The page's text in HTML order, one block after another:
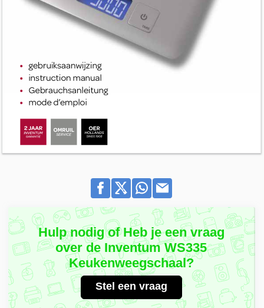
Hulp nodig of Heb je een vraag
over de Inventum WS335
Keukenweegschaal?
Stel een vraag